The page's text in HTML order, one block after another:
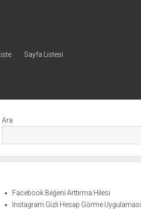
Liste Sayfa Listesi
Ara
Facebook Beğeni Arttırma Hilesi
Instagram Gizli Hesap Görme Uygulaması